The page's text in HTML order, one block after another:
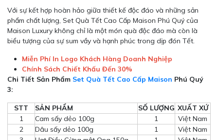
Với sự kết hợp hoàn hảo giữa thiết kế độc đáo và những sản
phẩm chất lượng, Set Quà Tết Cao Cấp Maison Phú Quý của
Maison Luxury không chỉ là một món quà độc đáo mà còn là
biểu tượng của sự sum vầy và hạnh phúc trong dịp đón Tết.
Miễn Phí In Logo Khách Hàng Doanh Nghiệp
Chính Sách Chiết Khấu Đến 30%
Chi Tiết Sản Phẩm Set Quà Tết Cao Cấp Maison Phú Quý
3:
STT SẢN PHẨM SỐ LƯỢNG XUẤT XỨ
1
Cam sấy dẻo 100g 1
Việt Nam
2
Dâu sấy dẻo 100g 1
Việt Nam